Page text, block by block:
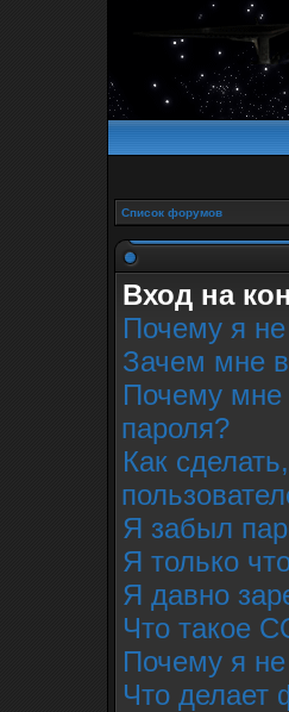
Список форумов
Вход на
Почему я
Зачем мне
Почему мне
пароля?
Как
Я забыл
Я только
Я давно
Что такое
Почему я не
Что делает